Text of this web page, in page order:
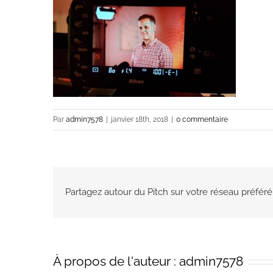
Par admin7578 janvier 18th, 2018 0 commentaire
Partagez autour du Pitch sur votre réseau
À propos de l'auteur : admin7578